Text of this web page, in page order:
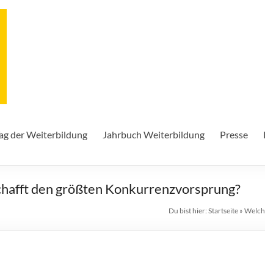
der Weiterbildung Jahrbuch Weiterbildung Presse
den größten Konkurrenzvorsprung?
Du bist hier: Startseite »